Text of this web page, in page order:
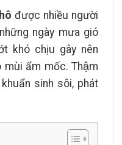
được nhiều người
ngày mưa gió
khó chịu gây nên
mùi ẩm mốc. Thậm
sinh sôi, phát